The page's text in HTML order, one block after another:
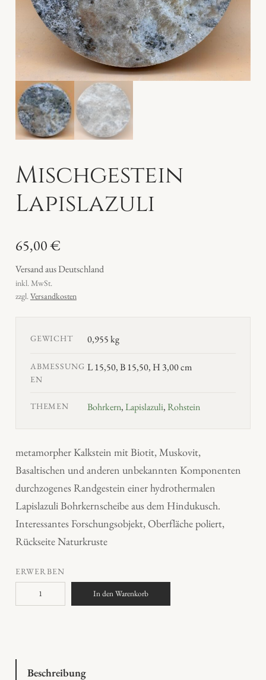
Mischgestein
Lapislazuli
65,00€
Versand aus Deutschland
inkl. MwSt.
zzgl.Versandkosten
GEWICHT 0,955 kg
ABMESSUNG
EN
L 15,50, B 15,50, H 3,00 cm
THEMEN Bohrkern,Lapislazuli,Rohstein
metamorpher Kalkstein mit Biotit, Muskovit,
Basaltischen und anderen unbekannten Komponenten
durchzogenes Randgestein einer hydrothermalen
Lapislazuli Bohrkernscheibe aus dem Hindukusch.
Interessantes Forschungsobjekt, Oberfläche poliert,
Rückseite Naturkruste
ERWERBEN
i
h
In den Warenkorb
Beschreibung